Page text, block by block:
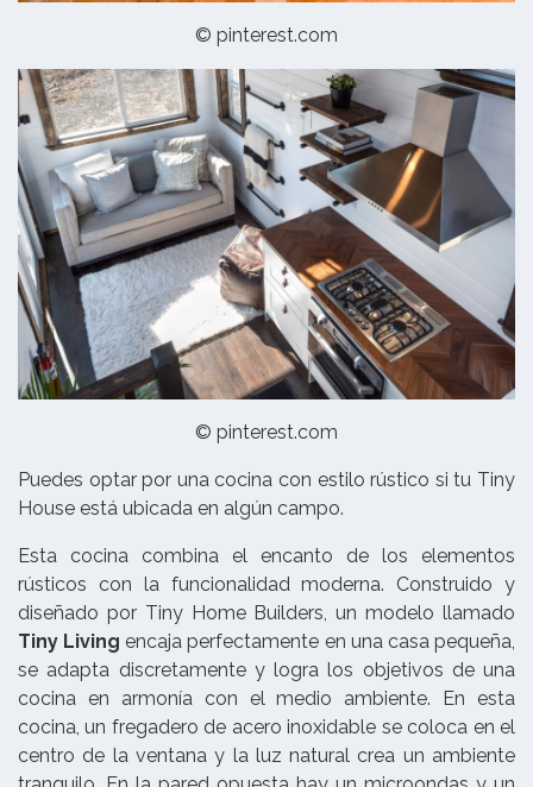
© pinterest.com
© pinterest.com
Puedes optar por una cocina con estilo rústico si tu Tiny
House está ubicada en algún campo.
Esta cocina combina el encanto de los elementos
rústicos con la funcionalidad moderna. Construido y
diseñado por Tiny Home Builders, un modelo llamado
Tiny Living encaja perfectamente en una casa pequeña,
se adapta discretamente y logra los objetivos de una
cocina en armonía con el medio ambiente. En esta
cocina, un fregadero de acero inoxidable se coloca en el
centro de la ventana y la luz natural crea un ambiente